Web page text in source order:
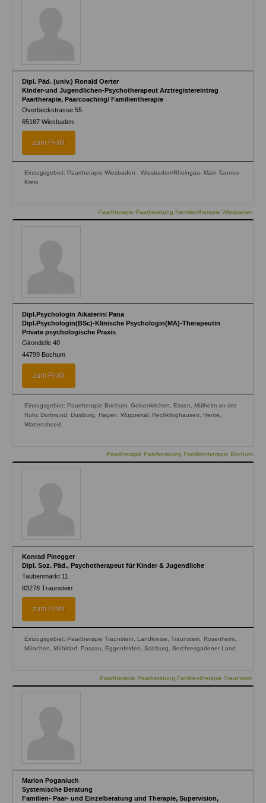
Dipl. Päd. (univ.) Ronald Oerter
Kinder-und Jugendlichen-Psychotherapeut Arztregistereintrag
Paartherapie, Paarcoaching/ Familientherapie
Overbeckstrasse 55
65187 Wiesbaden
zum Profil
Einzugsgebiet: Paartherapie Wiesbaden , Wiesbaden/Rheingau- Main-Taunus-
Kreis
Paartherapie Paarberatung Familientherapie Wiesbaden
Dipl.Psychologin Aikaterini Pana
Dipl.Psychologin(BSc)-Klinische Psychologin(MA)-Therapeutin
Private psychologische Praxis
Girondelle 40
44799 Bochum
zum Profil
Einzugsgebiet: Paartherapie Bochum, Gelsenkirchen, Essen, Mülheim an der
Ruhr, Dortmund, Duisburg, Hagen, Wuppertal, Rechklinghausen, Herne,
Wattenshceid
Paartherapie Paarberatung Familientherapie Bochum
Konrad Pinegger
Dipl. Soz. Päd., Psychotherapeut für Kinder & Jugendliche
Taubenmarkt 11
83278 Traunstein
zum Profil
Einzugsgebiet: Paartherapie Traunstein, Landkreise, Traunstein, Rosenheim,
München, Mühldorf, Passau, Eggenfelden, Salzburg, Berchtesgadener Land
Paartherapie Paarberatung Familientherapie Traunstein
Marion Poganiuch
Systemische Beratung
Familien- Paar- und Einzelberatung und Therapie, Supervision,